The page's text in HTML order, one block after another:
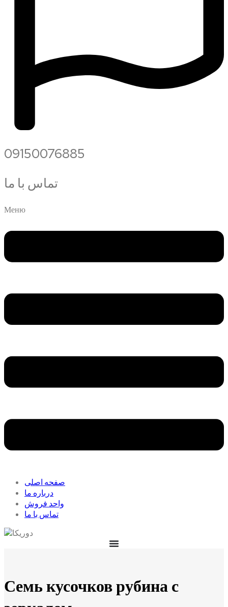
09150076885
تماس با ما
Меню
صفحه اصلی
درباره ما
واحد فروش
تماس با ما
Семь кусочков рубина с